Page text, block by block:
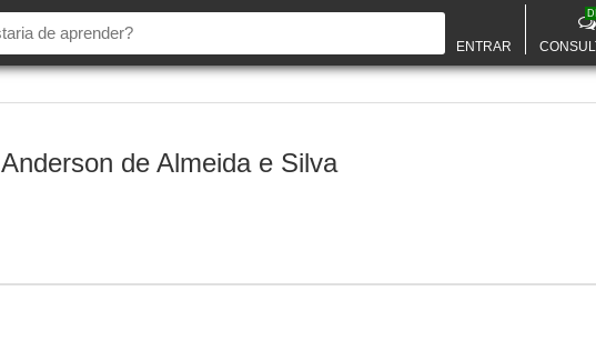
ENTRAR
Anderson de Almeida e Silva